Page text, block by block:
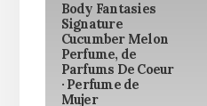
Body Fantasies
Signature
Cucumber Melon
Perfume, de
Parfums De Coeur
· Perfume de
Mujer